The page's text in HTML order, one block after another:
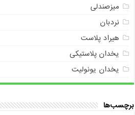
میزصندلی
نردبان
هیراد پلاست
یخدان پلاستیکی
یخدان یونولیت
برچسب‌ها